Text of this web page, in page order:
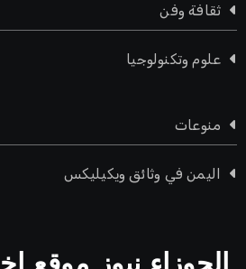
ثقافة وفن
علوم وتكنولوجيا
منوعات
اليمن في وثائق ويكيليكس